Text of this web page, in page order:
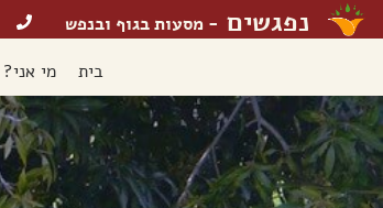
נפגשים - מסעות בגוף ובנפש
בית מי אני?